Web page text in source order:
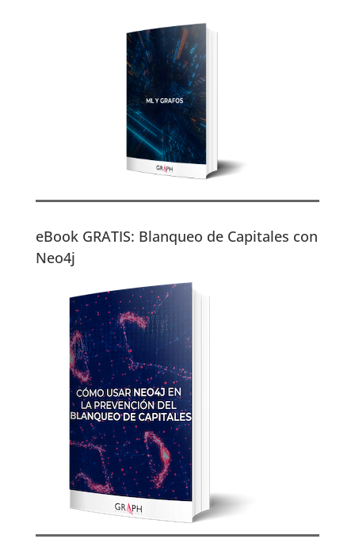
eBook GRATIS: Blanqueo de Capitales con
Neo4j